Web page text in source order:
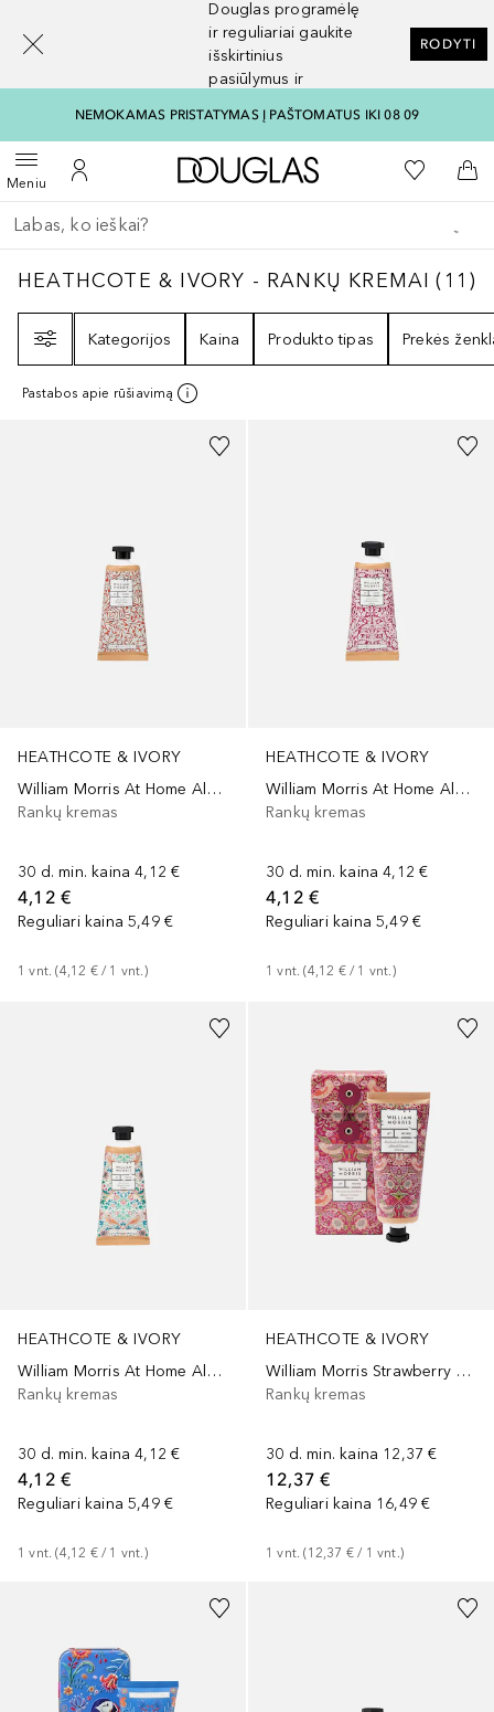
Douglas programėlę
ir reguliariai gaukite
išskirtinius
pasiūlymus ir
RODYTI
NEMOKAMAS PRISTATYMAS Į PAŠTOMATUS IKI 08 09
MeniuAtidaryti meniuĮ mano paskyrą
Į Douglas pagrindinį
Į mano
Į
Grįžk atgal
Vykdykite paiešką
HEATHCOTE & IVORY - RANKŲ KREMAI 11
HEATHCOTE & IVORY - RANKŲ KREMAI ( 11 )
Kategorijos
Kaina Produkto tipas Prekės
Pastabos apie rūšiavimą
HEATHCOTE & IVORY
William Morris At Home Aloe & Lime Hand Cream
Rankų kremas
30 d. min. kaina 4,12 €
4,12 €
Reguliari kaina 5,49 €
1 vnt. (4,12 € / 1 vnt.)
HEATHCOTE & IVORY
William Morris At Home Aloe & Lime Hand Cream
Rankų kremas
30 d. min. kaina 4,12 €
4,12 €
Reguliari kaina 5,49 €
1 vnt. (4,12 € / 1 vnt.)
HEATHCOTE & IVORY
William Morris At Home Aloe & Lime Hand Cream
Rankų kremas
30 d. min. kaina 4,12 €
4,12 €
Reguliari kaina 5,49 €
1 vnt. (4,12 € / 1 vnt.)
HEATHCOTE & IVORY
William Morris Strawberry Thief Hand Cream
Rankų kremas
30 d. min. kaina 12,37 €
12,37 €
Reguliari kaina 16,49 €
1 vnt. (12,37 € / 1 vnt.)
[navigation.slideout.screenreader]